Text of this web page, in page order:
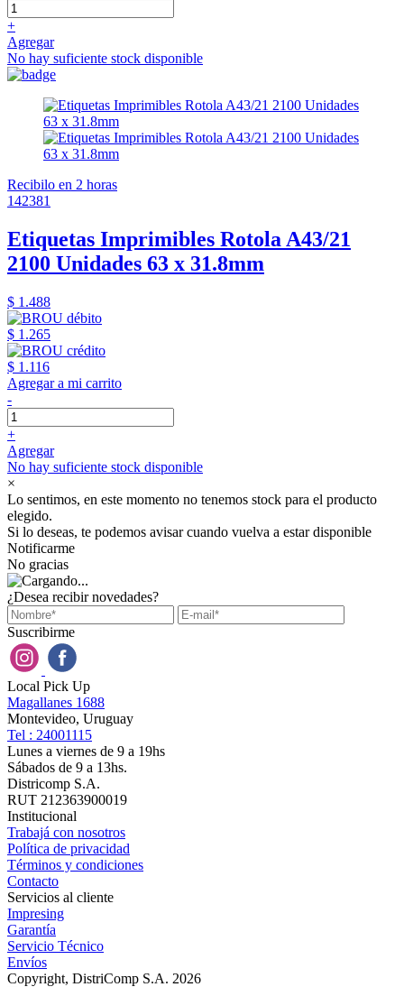
+
Agregar
No hay suficiente stock disponible
Recibilo en 2 horas
142381
Etiquetas Imprimibles Rotola A43/21
2100 Unidades 63 x 31.8mm
$ 1.488
$ 1.265
$ 1.116
Agregar a mi carrito
-
+
Agregar
No hay suficiente stock disponible
×
Lo sentimos, en este momento no tenemos stock para el producto
elegido.
Si lo deseas, te podemos avisar cuando vuelva a estar disponible
Notificarme
No gracias
¿Desea recibir novedades?
Suscribirme
Local Pick Up
Magallanes 1688
Montevideo, Uruguay
Tel : 24001115
Lunes a viernes de 9 a 19hs
Sábados de 9 a 13hs.
Districomp S.A.
RUT 212363900019
Institucional
Trabajá con nosotros
Política de privacidad
Términos y condiciones
Contacto
Servicios al cliente
Impresing
Garantía
Servicio Técnico
Envíos
Copyright, DistriComp S.A. 2026